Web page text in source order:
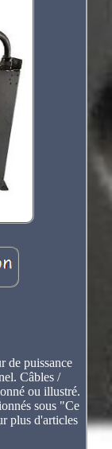
de puissance
Câbles /
ou illustré.
sous "Ce
plus d'articles